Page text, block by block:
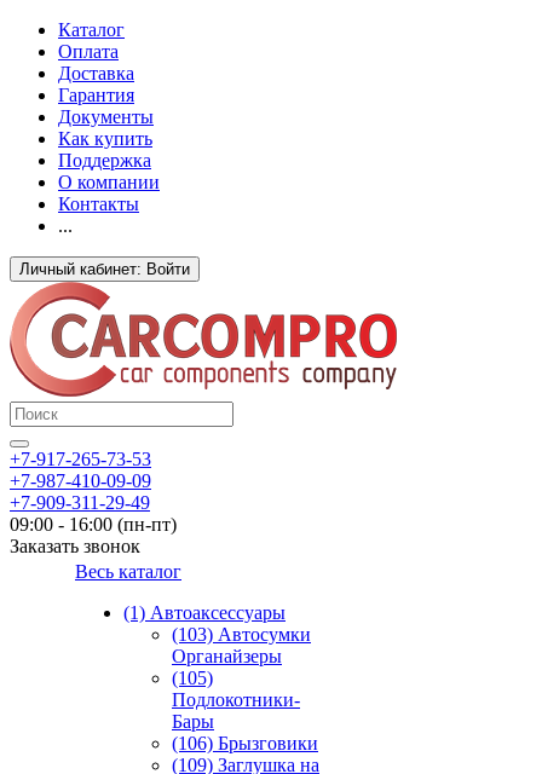
Каталог
Оплата
Доставка
Гарантия
Документы
Как купить
Поддержка
О компании
Контакты
...
Личный кабинет: Войти
+7-917-265-73-53
+7-987-410-09-09
+7-909-311-29-49
09:00 - 16:00 (пн-пт)
Заказать звонок
Весь каталог
(1) Автоаксессуары
(103) Автосумки
Органайзеры
(105)
Подлокотники-
Бары
(106) Брызговики
(109) Заглушка на